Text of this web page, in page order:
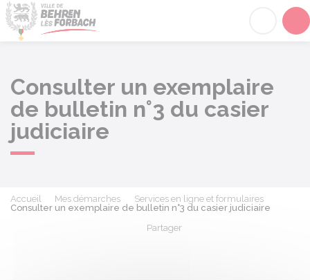
Consulter un exemplaire
de bulletin n°3 du casier
judiciaire
Accueil Mes démarches
Services en ligne et formulaires
Consulter un exemplaire de bulletin n°3 du casier judiciaire
Partager